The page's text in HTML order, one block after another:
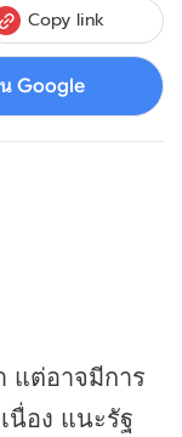
Copy link
น Google
แต่อาจมีการ
นื่อง แนะรัฐ